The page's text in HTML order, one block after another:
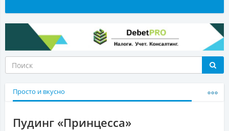
Просто и вкусно
Пудинг «Принцесса»